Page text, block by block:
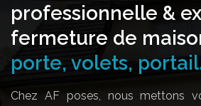
professionnelle &
fermeture de
porte, volets,
Chez AF poses, nous mettons